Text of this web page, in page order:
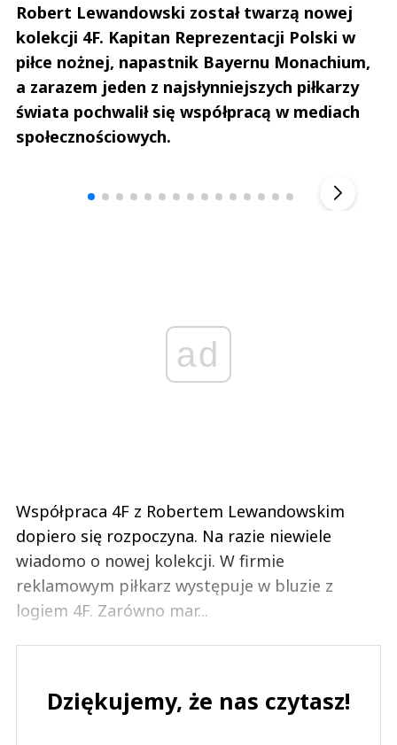
Robert Lewandowski został twarzą nowej
kolekcji 4F. Kapitan Reprezentacji Polski w
piłce nożnej, napastnik Bayernu Monachium,
a zarazem jeden z najsłynniejszych piłkarzy
świata pochwalił się współpracą w mediach
społecznościowych.
ad
Współpraca 4F z Robertem Lewandowskim
dopiero się rozpoczyna. Na razie niewiele
wiadomo o nowej kolekcji. W firmie
reklamowym piłkarz występuje w bluzie z
logiem 4F. Zarówno mar...
Dziękujemy, że nas czytasz!